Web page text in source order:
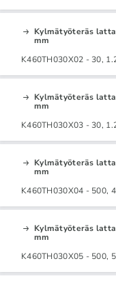
Kylmätyöteräs
mm
K460TH030X02 - 30,
Kylmätyöteräs
mm
K460TH030X03 - 30,
Kylmätyöteräs
mm
K460TH030X04 - 500,
Kylmätyöteräs
mm
K460TH030X05 - 500,